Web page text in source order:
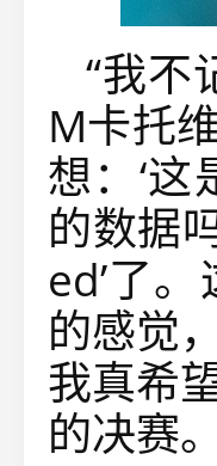
“我不
M卡托
想：‘这
的数据
ed’了
的感觉
我真希
的决赛。